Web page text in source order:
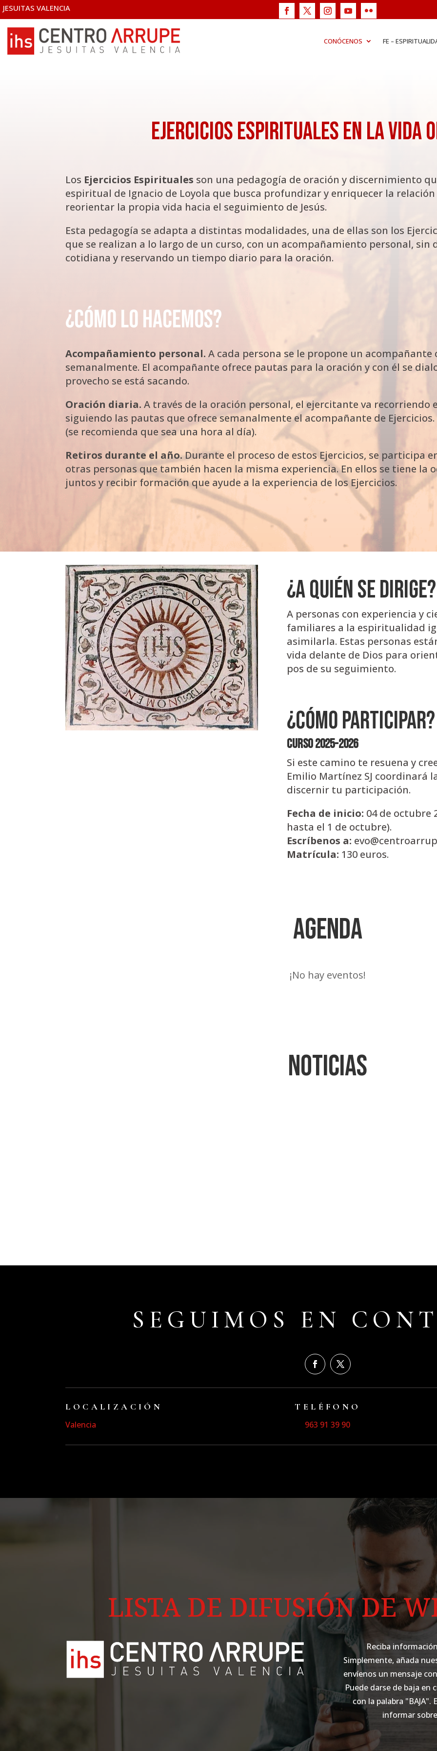
JESUITAS VALENCIA
CONÓCENOS FE –
Ejercicios Espirituales en la Vida
Los Ejercicios Espirituales son una pedagogía de oración y discernimiento
espiritual de Ignacio de Loyola que busca profundizar y enriquecer la relación
reorientar la propia vida hacia el seguimiento de Jesús.
Esta pedagogía se adapta a distintas modalidades, una de ellas son los
que se realizan a lo largo de un curso, con un acompañamiento personal, sin
cotidiana y reservando un tiempo diario para la oración.
¿Cómo lo hacemos?
Acompañamiento personal. A cada persona se le propone un
semanalmente. El acompañante ofrece pautas para la oración y con él se
provecho se está sacando.
Oración diaria. A través de la oración personal, el ejercitante va recorriendo
siguiendo las pautas que ofrece semanalmente el acompañante de
(se recomienda que sea una hora al día).
Retiros durante el año.Durante el proceso de estos Ejercicios, se participa
otras personas que también hacen la misma experiencia. En ellos se tiene la
juntos y recibir formación que ayude a la experiencia de los Ejercicios.
¿A quién se dirige?
A personas con experiencia y
familiares a la espiritualidad
asimilarla. Estas personas
vida delante de Dios para
pos de su seguimiento.
¿Cómo participar?
Curso 2025-2026
Si este camino te resuena y
Emilio Martínez SJ coordinará
discernir tu participación.
Fecha de inicio: 04 de octubre
hasta el 1 de octubre).
Escríbenos a:
Matrícula: 130 euros.
Agenda
¡No hay eventos!
Noticias
SEGUIMOS EN
LOCALIZACIÓN
Valencia
TELÉFONO
963 91 39 90
LISTA DE DIFUSIÓN DE
Reciba
Simplemente, añada
envíenos un mensaje
Puede darse de baja
con la palabra
informar